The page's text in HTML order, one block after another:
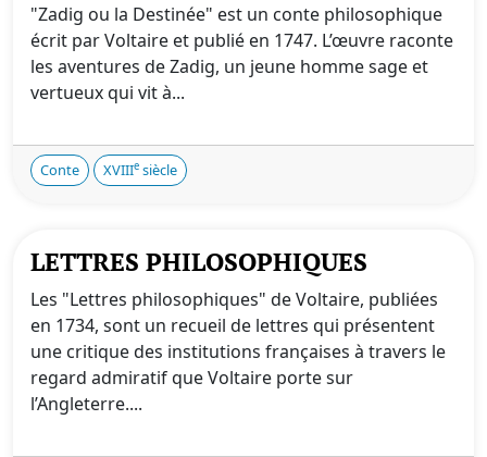
"Zadig ou la Destinée" est un conte philosophique
écrit par Voltaire et publié en 1747. L’œuvre raconte
les aventures de Zadig, un jeune homme sage et
vertueux qui vit à...
Conte XVIIIe siècle
LETTRES PHILOSOPHIQUES
Les "Lettres philosophiques" de Voltaire, publiées
en 1734, sont un recueil de lettres qui présentent
une critique des institutions françaises à travers le
regard admiratif que Voltaire porte sur
l’Angleterre....